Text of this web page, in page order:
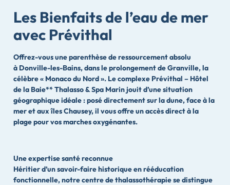
Les Bienfaits de l’eau de mer
avec Prévithal
Offrez-vous une parenthèse de ressourcement absolu
à Donville-les-Bains, dans le prolongement de Granville, la
célèbre « Monaco du Nord ». Le complexe Prévithal – Hôtel
de la Baie** Thalasso & Spa Marin jouit d’une situation
géographique idéale :posé directement sur la dune, face à la
mer et aux îles Chausey, il vous offre un accès direct à la
plage pour vos marches oxygénantes.
Une expertise santé reconnue
Héritier d’un savoir-faire historique en rééducation
fonctionnelle, notre centre de thalassothérapie se distingue